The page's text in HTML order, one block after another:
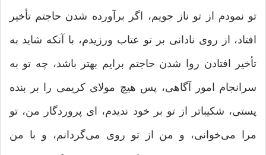
تو نمودم از تو ناز جویم، اگر برآورده شدن حاجتم تأخیر
افتاد، از روی نادانی بر تو عتاب ورزیدم، با آنكه شاید به
تأخیر افتادن روا شدن حاجتم برایم بهتر باشد، چه تو به
سرانجام امور آگاهی، پس هیچ مولای كریمی را بر بنده
پستی، شكیباتر از تو بر خود ندیدم، ای پروردگار من، تو
مرا می‌خوانی، و من از تو روی می‌گردانم، و با من